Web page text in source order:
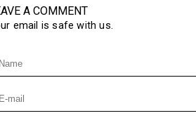
A COMMENT
email is safe with us.